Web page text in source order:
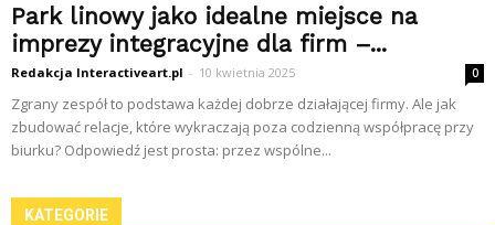
Park linowy jako idealne miejsce na
imprezy integracyjne dla firm –...
Redakcja Interactiveart.pl - 10 kwietnia 2025 0
Zgrany zespół to podstawa każdej dobrze działającej firmy. Ale jak
zbudować relacje, które wykraczają poza codzienną współpracę przy
biurku? Odpowiedź jest prosta: przez wspólne...
KATEGORIE